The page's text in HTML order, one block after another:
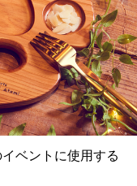
ベントに使用する